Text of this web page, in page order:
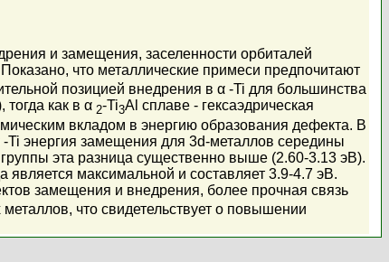
и замещения, заселенности орбиталей
что металлические примеси предпочитают
позицией внедрения в α -Ti для большинства
как в α 2-Ti3Al сплаве - гексаэдрическая
вкладом в энергию образования дефекта. В
энергия замещения для 3d-металлов середины
эта разница существенно выше (2.60-3.13 эВ).
максимальной и составляет 3.9-4.7 эВ.
замещения и внедрения, более прочная связь
что свидетельствует о повышении